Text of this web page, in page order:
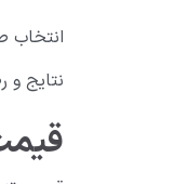
انتخاب
نتایج و
قیمت